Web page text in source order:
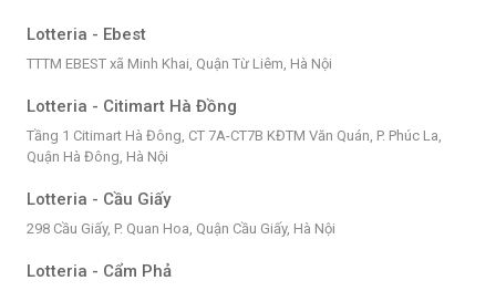
Lotteria - Ebest
TTTM EBEST xã Minh Khai, Quận Từ Liêm, Hà Nội
Lotteria - Citimart Hà Đồng
Tầng 1 Citimart Hà Đông, CT 7A-CT7B KĐTM Văn Quán, P. Phúc La,
Quận Hà Đông, Hà Nội
Lotteria - Cầu Giấy
298 Cầu Giấy, P. Quan Hoa, Quận Cầu Giấy, Hà Nội
Lotteria - Cẩm Phả